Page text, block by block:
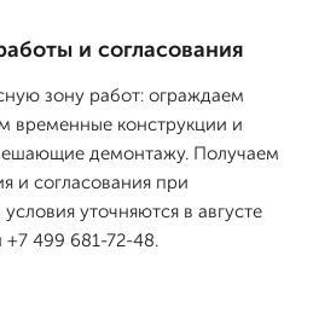
и согласования
зону работ: ограждаем
временные конструкции и
демонтажу. Получаем
и согласования при
уточняются в августе
+7 499 681-72-48.